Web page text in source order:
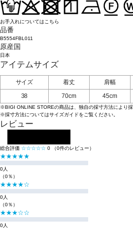
お手入れについてはこちら
品番
B5554FBL011
原産国
日本
アイテムサイズ
サイズ 着丈 肩幅
38
70cm 45cm
※BIGI ONLINE STOREの商品は、独自の採寸方法により採
※採寸方法についてはサイズガイドをご覧ください。
レビュー
総合評価 ☆☆☆☆☆ 0 （0件のレビュー）
★★★★★
0人
（0％）
★★★★☆
0人
（0％）
★★★☆☆
0人